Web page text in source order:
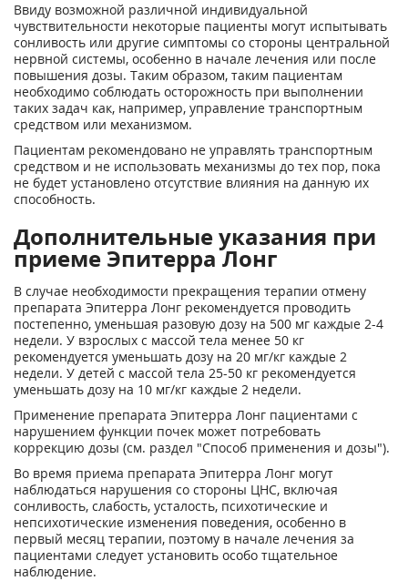
Ввиду возможной различной индивидуальной
чувствительности некоторые пациенты могут испытывать
сонливость или другие симптомы со стороны центральной
нервной системы, особенно в начале лечения или после
повышения дозы. Таким образом, таким пациентам
необходимо соблюдать осторожность при выполнении
таких задач как, например, управление транспортным
средством или механизмом.
Пациентам рекомендовано не управлять транспортным
средством и не использовать механизмы до тех пор, пока
не будет установлено отсутствие влияния на данную их
способность.
Дополнительные указания при
приеме Эпитерра Лонг
В случае необходимости прекращения терапии отмену
препарата Эпитерра Лонг рекомендуется проводить
постепенно, уменьшая разовую дозу на 500 мг каждые 2-4
недели. У взрослых с массой тела менее 50 кг
рекомендуется уменьшать дозу на 20 мг/кг каждые 2
недели. У детей с массой тела 25-50 кг рекомендуется
уменьшать дозу на 10 мг/кг каждые 2 недели.
Применение препарата Эпитерра Лонг пациентами с
нарушением функции почек может потребовать
коррекцию дозы (см. раздел "Способ применения и дозы").
Во время приема препарата Эпитерра Лонг могут
наблюдаться нарушения со стороны ЦНС, включая
сонливость, слабость, усталость, психотические и
непсихотические изменения поведения, особенно в
первый месяц терапии, поэтому в начале лечения за
пациентами следует установить особо тщательное
наблюдение.